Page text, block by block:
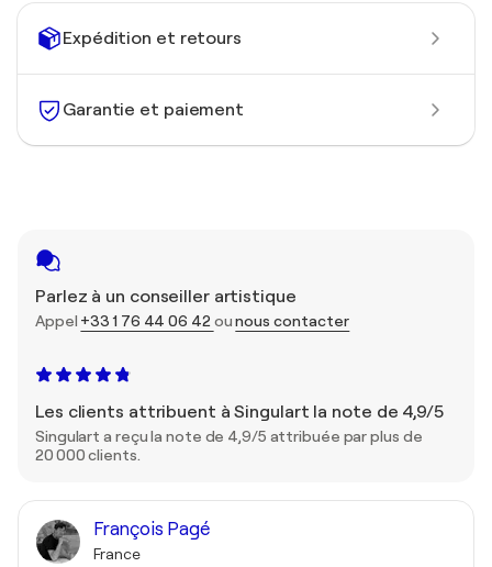
Expédition et retours
Garantie et paiement
Parlez à un conseiller artistique
Appel +33 1 76 44 06 42 ounous contacter
Les clients attribuent à Singulart la note de 4,9/5
Singulart a reçu la note de 4,9/5 attribuée par plus de
20 000 clients.
François Pagé
France